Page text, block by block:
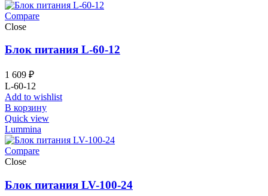
Compare
Close
Блок питания L-60-12
1 609 ₽
L-60-12
Add to wishlist
В корзину
Quick view
Lummina
Compare
Close
Блок питания LV-100-24